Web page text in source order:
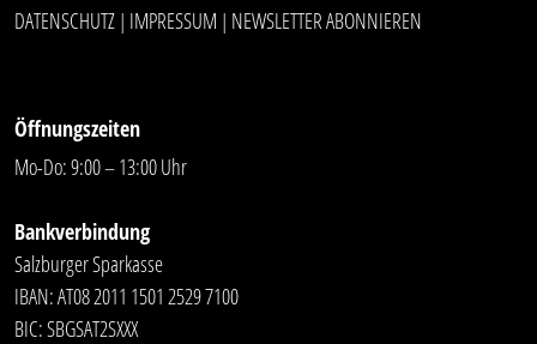
DATENSCHUTZ | IMPRESSUM | NEWSLETTER ABONNIEREN
Öffnungszeiten
Mo-Do: 9:00 – 13:00 Uhr
Bankverbindung
Salzburger Sparkasse
IBAN: AT08 2011 1501 2529 7100
BIC: SBGSAT2SXXX